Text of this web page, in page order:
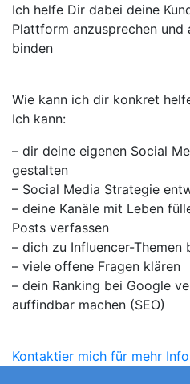
Ich helfe Dir dabei deine
Plattform anzusprechen und
binden
Wie kann ich dir konkret
Ich kann:
– dir deine eigenen Social
gestalten
– Social Media Strategie
– deine Kanäle mit Leben
Posts verfassen
– dich zu Influencer-Themen
– viele offene Fragen klären
– dein Ranking bei Google
auffindbar machen (SEO)
Kontaktier mich für mehr